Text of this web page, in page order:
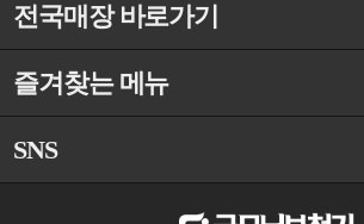
전국매장 바로가기
즐겨찾는 메뉴
SNS